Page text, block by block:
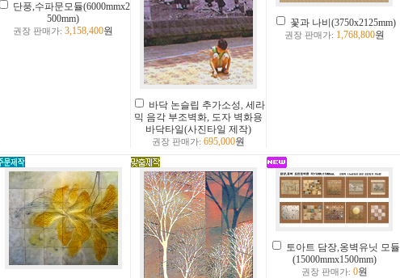
단풍,수파문모듈(6000mmx2
500mm)
권장 판매가:3,158,400원
바닥 논슬립 추가소성, 세라
믹 음각 부조벽화, 도자 벽화용
바닥타일(사진타일 제작)
권장 판매가:695,000원
꽃과 나비(3750x2125mm)
권장 판매가: 1,768,800원
토아트 담장,옹벽유닛 모듈
(15000mmx1500mm)
권장 판매가: 0원